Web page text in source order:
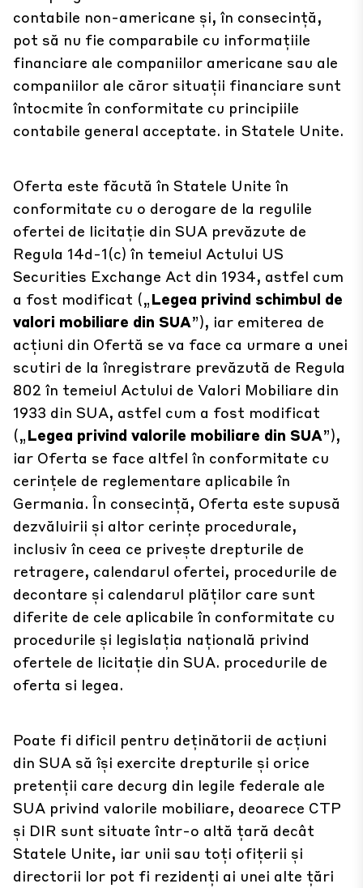
contabile non-americane și, în consecință,
pot să nu fie comparabile cu informațiile
financiare ale companiilor americane sau ale
companiilor ale căror situații financiare sunt
întocmite în conformitate cu principiile
contabile general acceptate. in Statele Unite.
Oferta este făcută în Statele Unite în
conformitate cu o derogare de la regulile
ofertei de licitație din SUA prevăzute de
Regula 14d-1(c) în temeiul Actului US
Securities Exchange Act din 1934, astfel cum
a fost modificat („Legea privind schimbul de
valori mobiliare din SUA”), iar emiterea de
acțiuni din Ofertă se va face ca urmare a unei
scutiri de la înregistrare prevăzută de Regula
802 în temeiul Actului de Valori Mobiliare din
1933 din SUA, astfel cum a fost modificat
(„Legea privind valorile mobiliare din SUA”),
iar Oferta se face altfel în conformitate cu
cerințele de reglementare aplicabile în
Germania. În consecință, Oferta este supusă
dezvăluirii și altor cerințe procedurale,
inclusiv în ceea ce privește drepturile de
retragere, calendarul ofertei, procedurile de
decontare și calendarul plăților care sunt
diferite de cele aplicabile în conformitate cu
procedurile și legislația națională privind
ofertele de licitație din SUA. procedurile de
oferta si legea.
Poate fi dificil pentru deținătorii de acțiuni
din SUA să își exercite drepturile și orice
pretenții care decurg din legile federale ale
SUA privind valorile mobiliare, deoarece CTP
și DIR sunt situate într-o altă țară decât
Statele Unite, iar unii sau toți ofițerii și
directorii lor pot fi rezidenți ai unei alte țări